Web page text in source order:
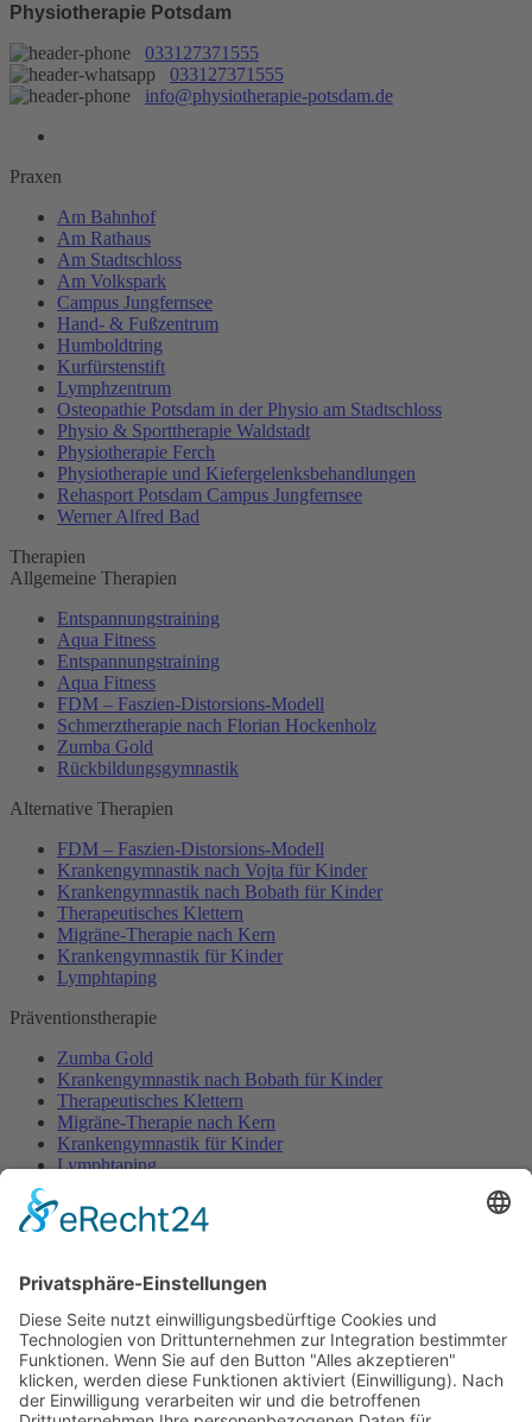
Physiotherapie Potsdam
033127371555
033127371555
info@physiotherapie-potsdam.de
Praxen
Am Bahnhof
Am Rathaus
Am Stadtschloss
Am Volkspark
Campus Jungfernsee
Hand- & Fußzentrum
Humboldtring
Kurfürstenstift
Lymphzentrum
Osteopathie Potsdam in der Physio am Stadtschloss
Physio & Sporttherapie Waldstadt
Physiotherapie Ferch
Physiotherapie und Kiefergelenksbehandlungen
Rehasport Potsdam Campus Jungfernsee
Werner Alfred Bad
Therapien
Allgemeine Therapien
Entspannungstraining
Aqua Fitness
Entspannungstraining
Aqua Fitness
FDM – Faszien-Distorsions-Modell
Schmerztherapie nach Florian Hockenholz
Zumba Gold
Rückbildungsgymnastik
Alternative Therapien
FDM – Faszien-Distorsions-Modell
Krankengymnastik nach Vojta für Kinder
Krankengymnastik nach Bobath für Kinder
Therapeutisches Klettern
Migräne-Therapie nach Kern
Krankengymnastik für Kinder
Lymphtaping
Präventionstherapie
Zumba Gold
Krankengymnastik nach Bobath für Kinder
Therapeutisches Klettern
Migräne-Therapie nach Kern
Krankengymnastik für Kinder
Lymphtaping
Rücken Therapie
Aqua Fitness
FDM – Faszien-Distorsions-Modell
Zumba Gold
Rückbildungsgymnastik
Kinder Therapie